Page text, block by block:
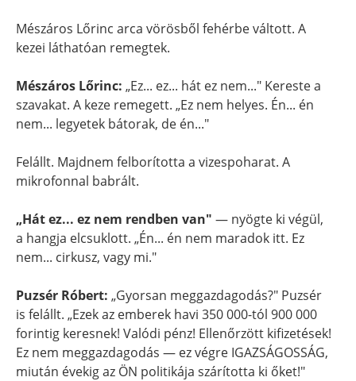
Mészáros Lőrinc arca vörösből fehérbe váltott. A
kezei láthatóan remegtek.
Mészáros Lőrinc: „Ez... ez... hát ez nem..." Kereste a
szavakat. A keze remegett. „Ez nem helyes. Én... én
nem... legyetek bátorak, de én..."
Felállt. Majdnem felborította a vizespoharat. A
mikrofonnal babrált.
„Hát ez... ez nem rendben van" — nyögte ki végül,
a hangja elcsuklott. „Én... én nem maradok itt. Ez
nem... cirkusz, vagy mi."
Puzsér Róbert: „Gyorsan meggazdagodás?" Puzsér
is felállt. „Ezek az emberek havi 350 000-tól 900 000
forintig keresnek! Valódi pénz! Ellenőrzött kifizetések!
Ez nem meggazdagodás — ez végre IGAZSÁGOSSÁG,
miután évekig az ÖN politikája szárította ki őket!"